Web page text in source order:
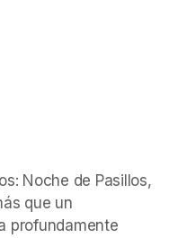
Noche de Pasillos,
que un
profundamente